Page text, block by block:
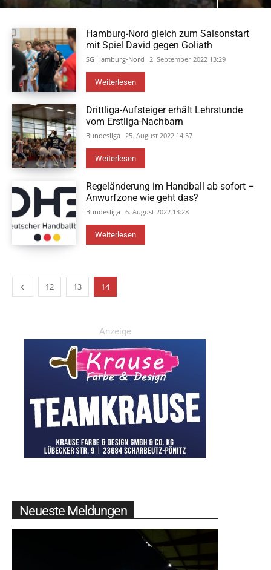
Hamburg-Nord gleich zum Saisonstart
mit Spiel David gegen Goliath
SG Hamburg-Nord 2. September 2022 13:29
Weiterlesen
Drittliga-Aufsteiger erhält Lehrstunde
vom Erstliga-Nachbarn
Bundesliga 25. August 2022 14:57
Weiterlesen
Regeländerung im Handball ab sofort –
Anwurfzone wie geht das?
Bundesliga 6. August 2022 13:28
Weiterlesen
12 13 14
Anzeige
Neueste Meldungen